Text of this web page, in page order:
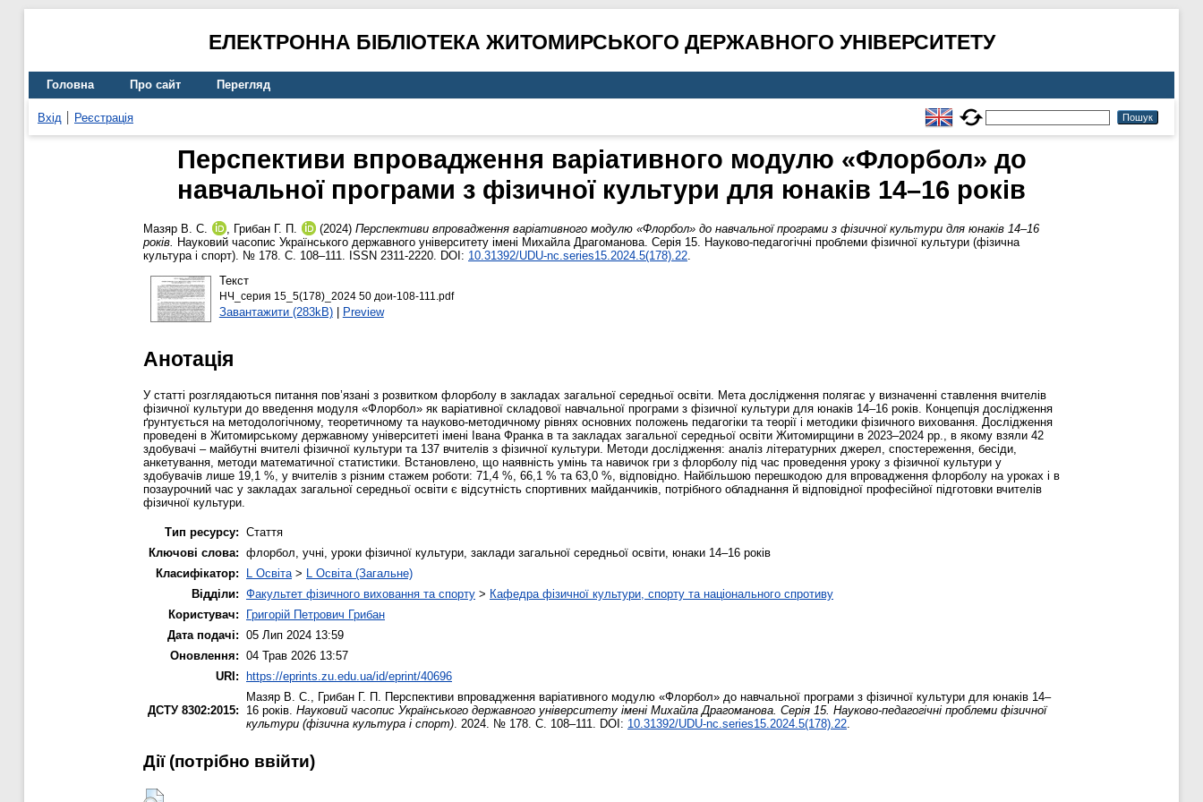
ЕЛЕКТРОННА БІБЛІОТЕКА ЖИТОМИРСЬКОГО ДЕРЖАВНОГО УНІВЕРСИТЕТУ
Головна Про сайт Перегляд
Вхід Реєстрація
Перспективи впровадження варіативного модулю «Флорбол» до
навчальної програми з фізичної культури для юнаків 14–16 років
Мазяр В. С. , Грибан Г. П. (2024) Перспективи впровадження варіативного модулю «Флорбол» до навчальної програми з фізичної культури для юнаків 14–16
років. Науковий часопис Українського державного університету імені Михайла Драгоманова. Серія 15. Науково-педагогічні проблеми фізичної культури (фізична
культура і спорт). № 178. С. 108–111. ISSN 2311-2220. DOI: 10.31392/UDU-nc.series15.2024.5(178).22.
Текст
НЧ_серия 15_5(178)_2024 50 дои-108-111.pdf
Завантажити (283kB)| Preview
Анотація
У статті розглядаються питання пов’язані з розвитком флорболу в закладах загальної середньої освіти. Мета дослідження полягає у визначенні ставлення вчителів
фізичної культури до введення модуля «Флорбол» як варіативної складової навчальної програми з фізичної культури для юнаків 14–16 років. Концепція дослідження
ґрунтується на методологічному, теоретичному та науково-методичному рівнях основних положень педагогіки та теорії і методики фізичного виховання. Дослідження
проведені в Житомирському державному університеті імені Івана Франка в та закладах загальної середньої освіти Житомирщини в 2023–2024 рр., в якому взяли 42
здобувачі – майбутні вчителі фізичної культури та 137 вчителів з фізичної культури. Методи дослідження: аналіз літературних джерел, спостереження, бесіди,
анкетування, методи математичної статистики. Встановлено, що наявність умінь та навичок гри з флорболу під час проведення уроку з фізичної культури у
здобувачів лише 19,1 %, у вчителів з різним стажем роботи: 71,4 %, 66,1 % та 63,0 %, відповідно. Найбільшою перешкодою для впровадження флорболу на уроках і в
позаурочний час у закладах загальної середньої освіти є відсутність спортивних майданчиків, потрібного обладнання й відповідної професійної підготовки вчителів
фізичної культури.
Тип ресурсу: Стаття
Ключові слова: флорбол, учні, уроки фізичної культури, заклади загальної середньої освіти, юнаки 14–16 років
Класифікатор:
L Освіта > L Освіта (Загальне)
Відділи: Факультет фізичного виховання та спорту > Кафедра фізичної культури, спорту та національного спротиву
Користувач:
Григорій Петрович Грибан
Дата подачі: 05 Лип 2024 13:59
Оновлення: 04 Трав 2026 13:57
URI: https://eprints.zu.edu.ua/id/eprint/40696
ДСТУ 8302:2015:
Мазяр В. С. Грибан Г. П. Перспективи впровадження варіативного модулю «Флорбол» до навчальної програми з фізичної культури для юнаків 14–
16 років. Науковий часопис Українського державного університету імені Михайла Драгоманова. Серія 15. Науково-педагогічні проблеми фізичної
культури (фізична культура і спорт) . 2024. № 178. С. 108–111. DOI: 10.31392/UDU-nc.series15.2024.5(178).22
Дії ​​(потрібно ввійти)